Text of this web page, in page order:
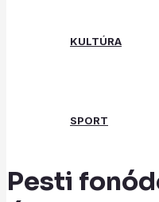
KULTÚRA
SPORT
Search
Pesti